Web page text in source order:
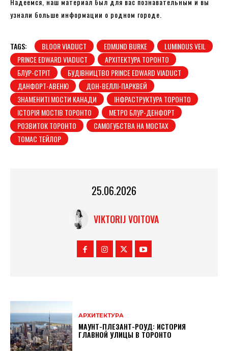
узнали больше информации о родном городе.
TAGS: BLOOR VIADUCT EDMUND BURKE
LUMINOUS VEIL
PRINCE EDWARD VIADUCT
АРХІТЕКТУРА ТОРОНТО
БЛУР-СТРІТ
БУДІВНИЦТВО PRINCE EDWARD VIADUCT
ДАНФОРТ-АВЕНЮ
ДОН-ВЕЛЛІ-ПАРКВЕЙ
ЗНАМЕНИТІ МОСТИ КАНАДИ
ІНФРАСТРУКТУРА ТОРОНТО
ІСТОРІЯ МОСТІВ ТОРОНТО
МЕТРО БЛУР-ДЕНФОРТ
РОЗВИТОК ТОРОНТО
САМОГУБСТВА НА МОСТАХ
ТОМАС ТЕЙЛОР
25.06.2026
VIKTORIJ VOITOVA
АРХИТЕКТУРА
МАУНТ-ПЛЕЗАНТ-РОУД: ИСТОРИЯ
ГЛАВНОЙ УЛИЦЫ В ТОРОНТО